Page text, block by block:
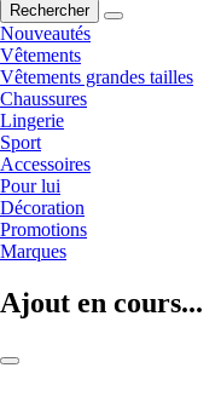
Rechercher
Nouveautés
Vêtements
Vêtements grandes tailles
Chaussures
Lingerie
Sport
Accessoires
Pour lui
Décoration
Promotions
Marques
Ajout en cours...